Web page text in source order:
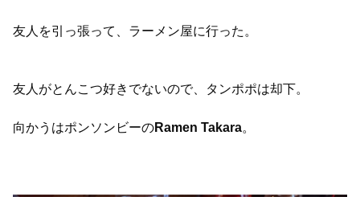
友人を引っ張って、ラーメン屋に行った。
友人がとんこつ好きでないので、タンポポは却下。
向かうはポンソンビーのRamen Takara。